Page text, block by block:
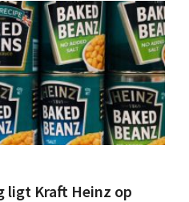
ligt Kraft Heinz op